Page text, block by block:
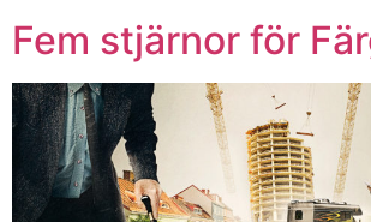
Fem stjärnor för